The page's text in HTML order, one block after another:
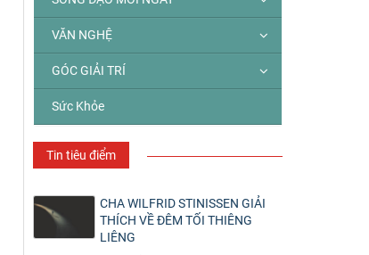
VĂN NGHỆ
GÓC GIẢI TRÍ
Sức Khỏe
Tin tiêu điểm
CHA WILFRID STINISSEN GIẢI
THÍCH VỀ ĐÊM TỐI THIÊNG
LIÊNG